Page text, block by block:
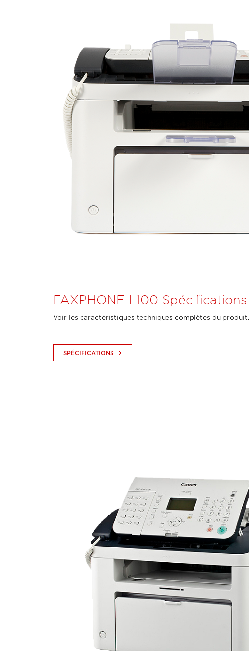
FAXPHONE L100 Spécifications
Voir les caractéristiques techniques complètes du produit.
SPÉCIFICATIONS keyboard_arrow_right